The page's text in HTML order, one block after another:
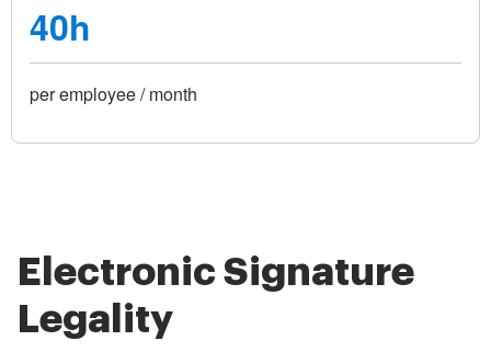
40h
per employee / month
Electronic Signature
Legality